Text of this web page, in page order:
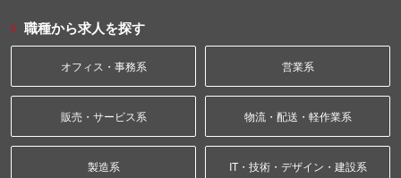
職種から求人を探す
オフィス・事務系 営業系
販売・サービス系 物流・配送・軽作業系
製造系 IT・技術・デザイン・建設系